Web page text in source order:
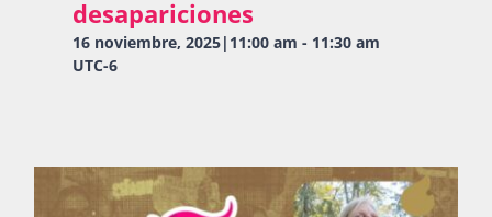
desapariciones
16 noviembre, 2025|11:00 am - 11:30 am
UTC-6